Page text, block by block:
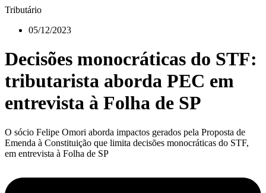
Tributário
05/12/2023
Decisões monocráticas do STF:
tributarista aborda PEC em
entrevista à Folha de SP
O sócio Felipe Omori aborda impactos gerados pela Proposta de
Emenda à Constituição que limita decisões monocráticas do STF,
em entrevista à Folha de SP